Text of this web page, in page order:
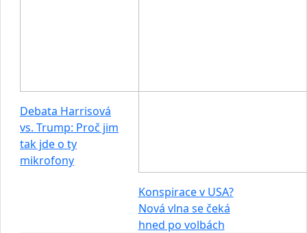
Debata Harrisová
vs. Trump: Proč jim
tak jde o ty
mikrofony
Konspirace v USA?
Nová vlna se čeká
hned po volbách